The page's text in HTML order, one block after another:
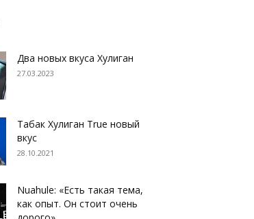
Два новых вкуса Хулиган
27.03.2023
Табак Хулиган True новый
вкус
28.10.2021
Nuahule: «Есть такая тема,
как опыт. Он стоит очень